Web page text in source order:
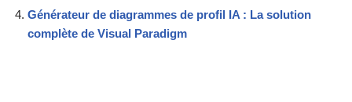
Générateur de diagrammes de profil IA : La solution
complète de Visual Paradigm